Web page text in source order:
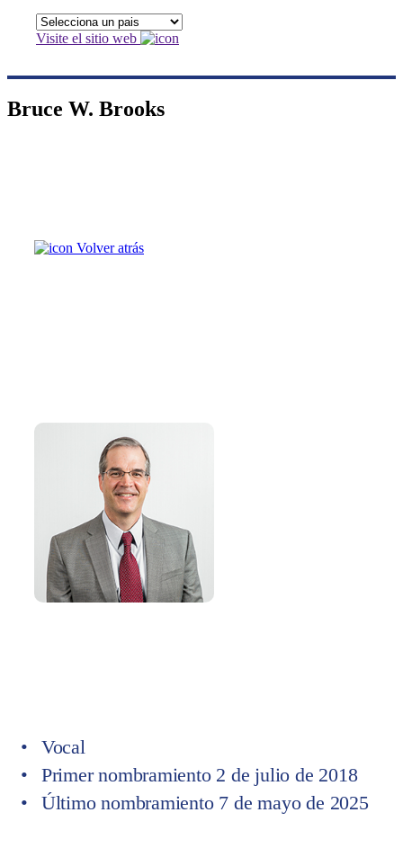
Visite el sitio web
Bruce W. Brooks
Volver atrás
Vocal
Primer nombramiento 2 de julio de 2018
Último nombramiento 7 de mayo de 2025